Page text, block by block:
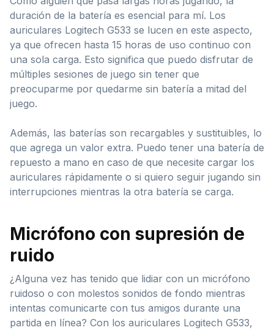
duración de la batería es esencial para mí. Los
auriculares Logitech G533 se lucen en este aspecto,
ya que ofrecen hasta 15 horas de uso continuo con
una sola carga. Esto significa que puedo disfrutar de
múltiples sesiones de juego sin tener que
preocuparme por quedarme sin batería a mitad del
juego.
Además, las baterías son recargables y sustituibles, lo
que agrega un valor extra. Puedo tener una batería de
repuesto a mano en caso de que necesite cargar los
auriculares rápidamente o si quiero seguir jugando sin
interrupciones mientras la otra batería se carga.
Micrófono con supresión de
ruido
¿Alguna vez has tenido que lidiar con un micrófono
ruidoso o con molestos sonidos de fondo mientras
intentas comunicarte con tus amigos durante una
partida en línea? Con los auriculares Logitech G533,